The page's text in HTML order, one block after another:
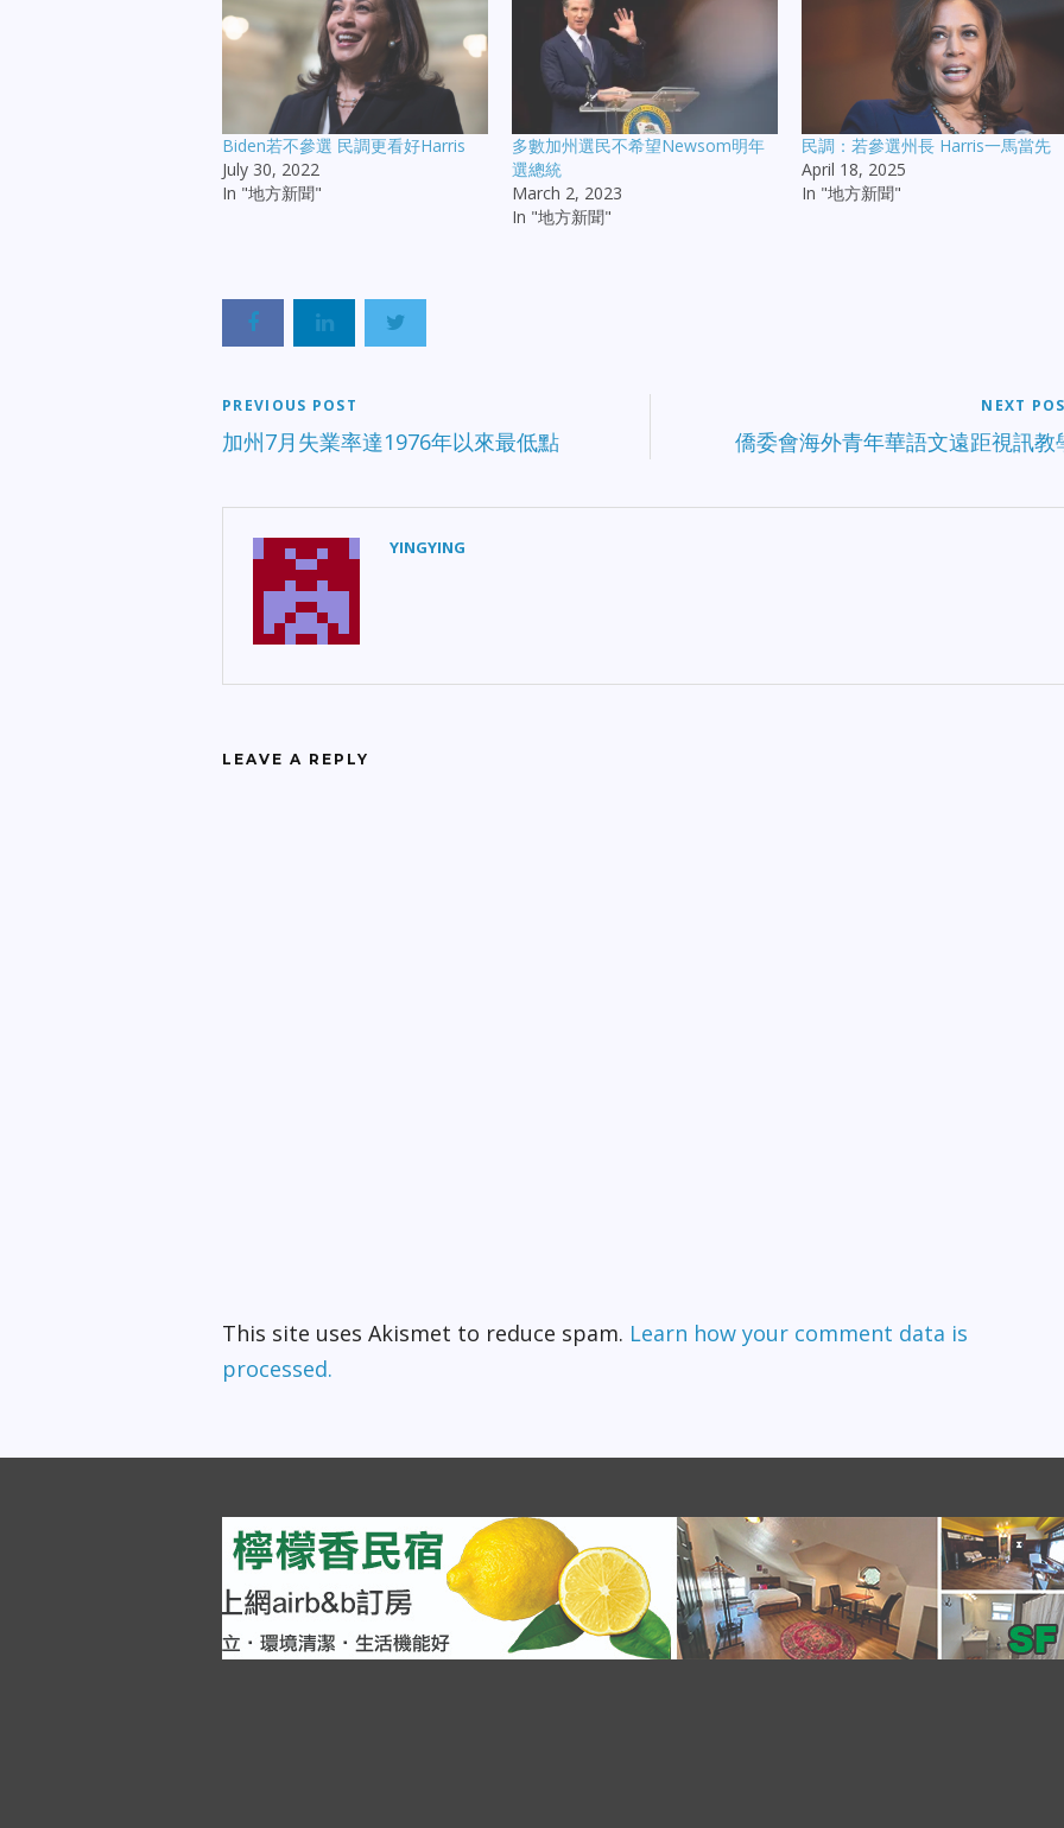
Biden若不參選 民調更看好Harris
July 30, 2022
In "地方新聞"
多數加州選民不希望Newsom明年
選總統
March 2, 2023
In "地方新聞"
民調：若參選州長 Harris一馬當先
April 18, 2025
In "地方新聞"
PREVIOUS POST
加州7月失業率達1976年以來最低點
NEXT
僑委會海外青年華語文遠距視訊教
YINGYING
LEAVE A REPLY
This site uses Akismet to reduce spam. Learn how your comment data is
processed.